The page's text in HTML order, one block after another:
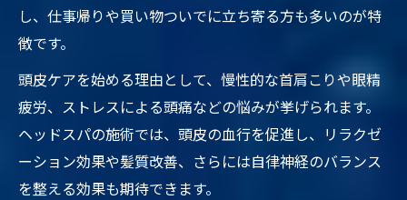
し、仕事帰りや買い物ついでに立ち寄る方も多いのが特
徴です。
頭皮ケアを始める理由として、慢性的な首肩こりや眼精
疲労、ストレスによる頭痛などの悩みが挙げられます。
ヘッドスパの施術では、頭皮の血行を促進し、リラクゼ
ーション効果や髪質改善、さらには自律神経のバランス
を整える効果も期待できます。